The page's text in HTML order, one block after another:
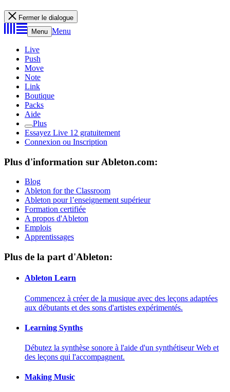
Fermer le dialogue
Menu Menu
Live
Push
Move
Note
Link
Boutique
Packs
Aide
Plus
Essayez Live 12 gratuitement
Connexion ou Inscription
Plus d'information sur Ableton.com:
Blog
Ableton for the Classroom
Ableton pour l’enseignement supérieur
Formation certifiée
A propos d'Ableton
Emplois
Apprentissages
Plus de la part d'Ableton:
Ableton Learn
Commencez à créer de la musique avec des leçons adaptées
aux débutants et des sons d'artistes expérimentés.
Learning Synths
Débutez la synthèse sonore à l'aide d'un synthétiseur Web et
des leçons qui l'accompagnent.
Making Music